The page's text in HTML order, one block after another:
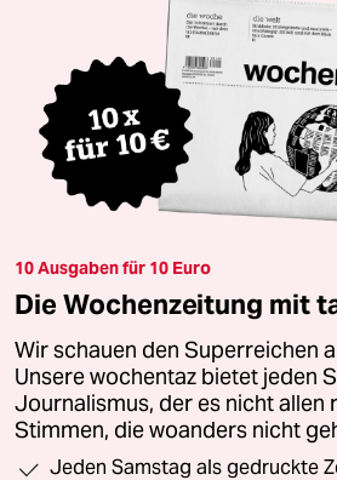
10 Ausgaben für 10 Euro
Die Wochenzeitung mit
Wir schauen den Superreichen
Unsere wochentaz bietet jeden
Journalismus, der es nicht allen
Stimmen, die woanders nicht
Jeden Samstag als gedruckte